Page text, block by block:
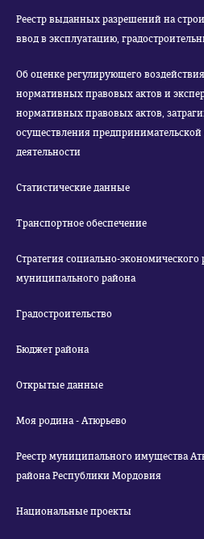
Реестр выданных разрешений на
ввод в эксплуатацию,
Об оценке регулирующего
нормативных правовых актов и
нормативных правовых актов,
осуществления
деятельности
Статистические данные
Транспортное обеспечение
Стратегия социально-экономического
муниципального района
Градостроительство
Бюджет района
Открытые данные
Моя родина - Атюрьево
Реестр муниципального имущества
района Республики Мордовия
Национальные проекты